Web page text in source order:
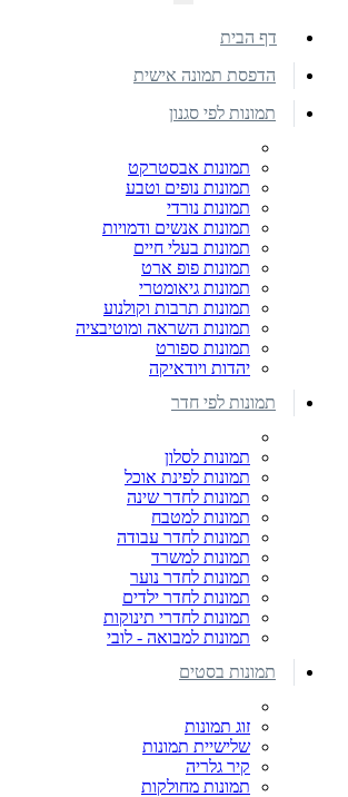
דף הבית
הדפסת תמונה אישית
תמונות לפי סגנון
תמונות אבסטרקט
תמונות נופים וטבע
תמונות נורדי
תמונות אנשים ודמויות
תמונות בעלי חיים
תמונות פופ ארט
תמונות גיאומטרי
תמונות תרבות וקולנוע
תמונות השראה ומוטיבציה
תמונות ספורט
יהדות ויודאיקה
תמונות לפי חדר
תמונות לסלון
תמונות לפינת אוכל
תמונות לחדר שינה
תמונות למטבח
תמונות לחדר עבודה
תמונות למשרד
תמונות לחדר נוער
תמונות לחדר ילדים
תמונות לחדרי תינוקות
תמונות למבואה - לובי
תמונות בסטים
זוג תמונות
שלישיית תמונות
קיר גלריה
תמונות מחולקות